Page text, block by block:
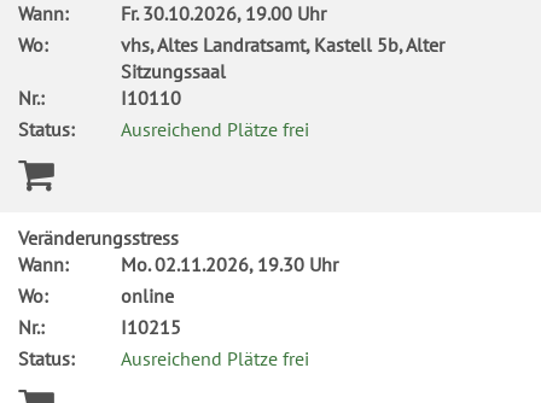
Wann:
Fr.30.10.2026, 19.00 Uhr
Wo:
vhs, Altes Landratsamt, Kastell 5b, Alter
Sitzungssaal
Nr.:
I10110
Status:
Ausreichend Plätze frei
Veränderungsstress
Wann:
Mo.02.11.2026, 19.30 Uhr
Wo:
online
Nr.:
I10215
Status:
Ausreichend Plätze frei